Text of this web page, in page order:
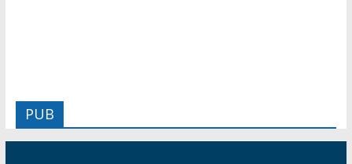
PUB